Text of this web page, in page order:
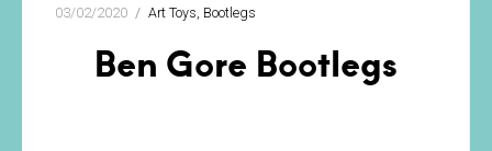
03/02/2020 Art Toys Bootlegs
Ben Gore Bootlegs